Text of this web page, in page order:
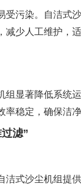
污染。自洁
少人工维护
显著降低系
稳定，确保洁
滤”
式沙尘机组